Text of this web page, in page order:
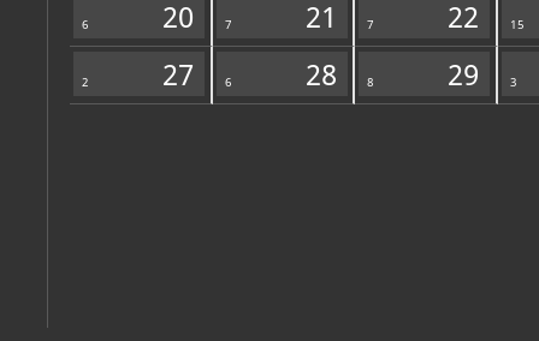
6 20 7 21 7 22 15
2 27 6 28 8 29 3
Zbirke